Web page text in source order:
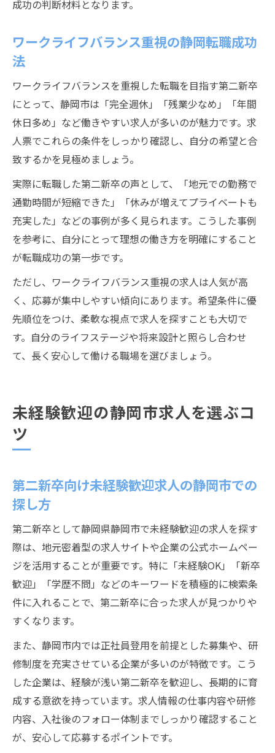
成功の判断材料となります。
ワークライフバランス重視の静岡転職成功
法
ワークライフバランスを重視した転職を目指す第二新卒
にとって、静岡市は「完全週休」「残業少なめ」「年間
休日多め」など働きやすい求人が多いのが魅力です。求
人票でこれらの条件をしっかり確認し、自分の希望と合
致するかを見極めましょう。
実際に転職した第二新卒の声として、「地元での勤務で
通勤時間が短縮できた」「休みが増えてプライベートも
充実した」などの事例が多く見られます。こうした事例
を参考に、自分にとって理想の働き方を明確にすること
が転職成功の第一歩です。
ただし、ワークライフバランス重視の求人は人気が高
く、応募が集中しやすい傾向にあります。希望条件に優
先順位をつけ、柔軟な視点で求人を探すことも大切で
す。自分のライフステージや将来設計と照らし合わせ
て、長く安心して働ける職場を選びましょう。
未経験歓迎の静岡市求人を選ぶコ
ツ
第二新卒向け未経験歓迎求人の静岡市での
探し方
第二新卒として静岡県静岡市で未経験歓迎の求人を探す
際は、地元密着型の求人サイトや企業の公式ホームペー
ジを活用することが重要です。特に「未経験OK」「新卒
歓迎」「学歴不問」などのキーワードを積極的に検索条
件に入れることで、第二新卒に合った求人が見つかりや
すくなります。
また、静岡市内では正社員登用を前提とした募集や、研
修制度を充実させている企業が多いのが特徴です。こう
した企業は、経験が浅い第二新卒を歓迎し、長期的に育
成する意欲を持っています。求人情報の仕事内容や研修
内容、入社後のフォロー体制までしっかり確認すること
が、安心して応募するポイントです。